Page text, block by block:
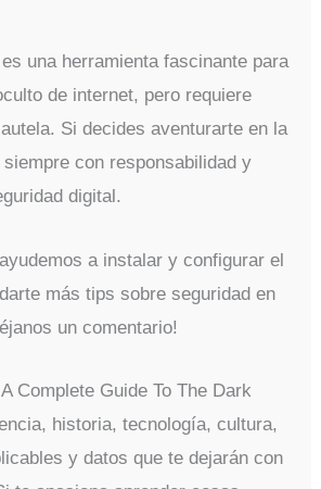
una herramienta fascinante para
de internet, pero requiere
Si decides aventurarte en la
con responsabilidad y
digital.
a instalar y configurar el
más tips sobre seguridad en
un comentario!
Complete Guide To The Dark
historia, tecnología, cultura,
y datos que te dejarán con